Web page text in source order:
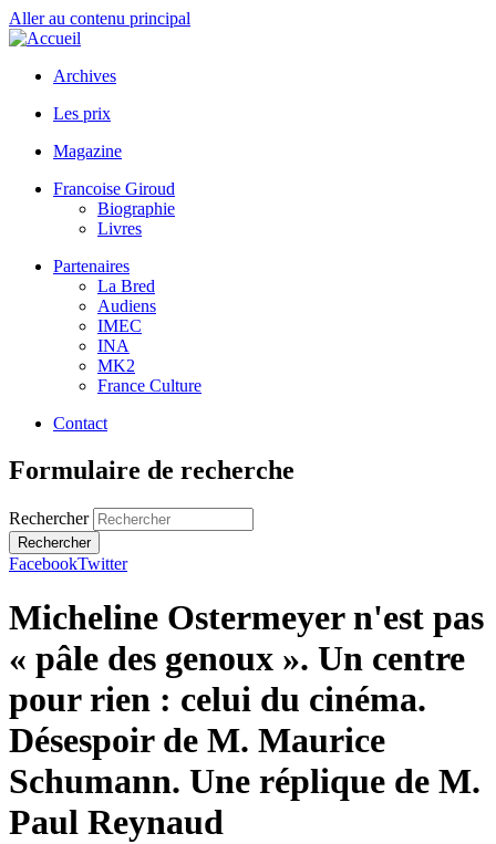
Aller au contenu principal
Archives
Les prix
Magazine
Francoise Giroud
Biographie
Livres
Partenaires
La Bred
Audiens
IMEC
INA
MK2
France Culture
Contact
Formulaire de recherche
Rechercher
FacebookTwitter
Micheline Ostermeyer n'est pas
« pâle des genoux ». Un centre
pour rien : celui du cinéma.
Désespoir de M. Maurice
Schumann. Une réplique de M.
Paul Reynaud